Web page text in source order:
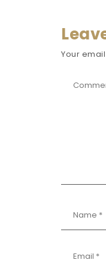
Your